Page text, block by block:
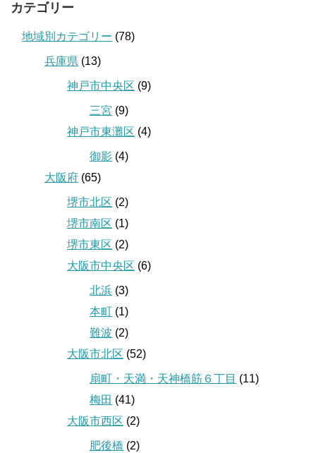
カテゴリー
地域別カテゴリー (78)
兵庫県 (13)
神戸市中央区 (9)
三宮 (9)
神戸市東灘区 (4)
御影 (4)
大阪府 (65)
堺市北区 (2)
堺市南区 (1)
堺市東区 (2)
大阪市中央区 (6)
北浜 (3)
本町 (1)
難波 (2)
大阪市北区 (52)
扇町・天満・天神橋筋６丁目 (11)
梅田 (41)
大阪市西区 (2)
肥後橋 (2)